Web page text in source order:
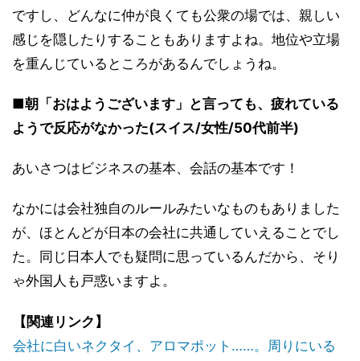
ですし、どんなに仲が良くても公衆の場では、親しい
感じを隠したりすることもありますよね。地位や立場
を重んじているところがあるんでしょうね。
■朝「おはようございます」と言っても、疲れている
ようで反応がなかった(スイス/女性/50代前半)
あいさつはビジネスの基本、会話の基本です！
なかには会社独自のルールみたいなものもありました
が、ほとんどが日本の会社に共通していえることでし
た。同じ日本人でも疑問に思っているんだから、そり
ゃ外国人も戸惑いますよ。
【関連リンク】
会社に白いネクタイ、アロマポット……。周りにいる